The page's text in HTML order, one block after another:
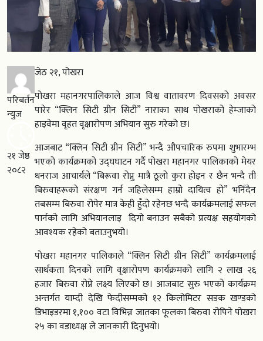
परिबर्तन
न्युज
२१ जेष्ठ
२०८२
जेठ २१, पोखरा
पोखरा महानगरपालिकाले आज विश्व वातावरण दिवसको अवसर
पारेर “क्लिन सिटी ग्रीन सिटी” नाराका साथ पोखराको हेम्जाको
हाइवेमा वृहत वृक्षारोपण अभियान सुरु गरेको छ।
आजबाट “क्लिन सिटी ग्रीन सिटी” भन्दै औपचारिक रुपमा शुभारम्भ
भएको कार्यक्रमको उद्घघाटन गर्दै पोखरा महानगर पालिकाको मेयर
धनराज आचार्यले “बिरूवा रोप्नु मात्रै ठूलो कुरा होइन र छैन भन्दै ती
बिरुवाहरूको संरक्षण गर्न जहिलेसम्म हाम्रो दायित्व हो” भनिँदैन
तबसम्म बिरुवा रोपेर मात्र केही हुँदो रहेनछ भन्दै कार्यक्रमलाई सफल
पार्नको लागि अभियानलाइ दिगो बनाउन सबैको प्रत्यक्ष सहयोगको
आवश्यक रहेको बताउनुभयो।
पोखरा महानगर पालिकाले “क्लिन सिटी ग्रीन सिटी” कार्यक्रमलाई
सार्थकता दिनको लागि वृक्षारोपण कार्यक्रमको लागि २ लाख २६
हजार बिरुवा रोप्ने लक्ष्य लिएको छ। आजबाट सुरु भएको कार्यक्रम
अन्तर्गत याम्दी देखि फेदीसम्मको १२ किलोमिटर सडक खण्डको
डिभाइडरमा १,१०० वटा विभिन्न जातका फूलका बिरुवा रोपिने पोखरा
२५ का वडाध्यक्ष ले जानकारी दिनुभयो।